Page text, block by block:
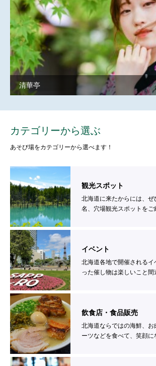
清華亭
カテゴリーから選ぶ
あそび場をカテゴリーから選べます！
観光スポット
北海道に来たからには、
名、穴場観光スポットをご
イベント
北海道各地で開催される
った催し物は楽しいこと間
飲食店・食品販売
北海道ならではの海鮮、お
ーツなどを食べて、笑顔に